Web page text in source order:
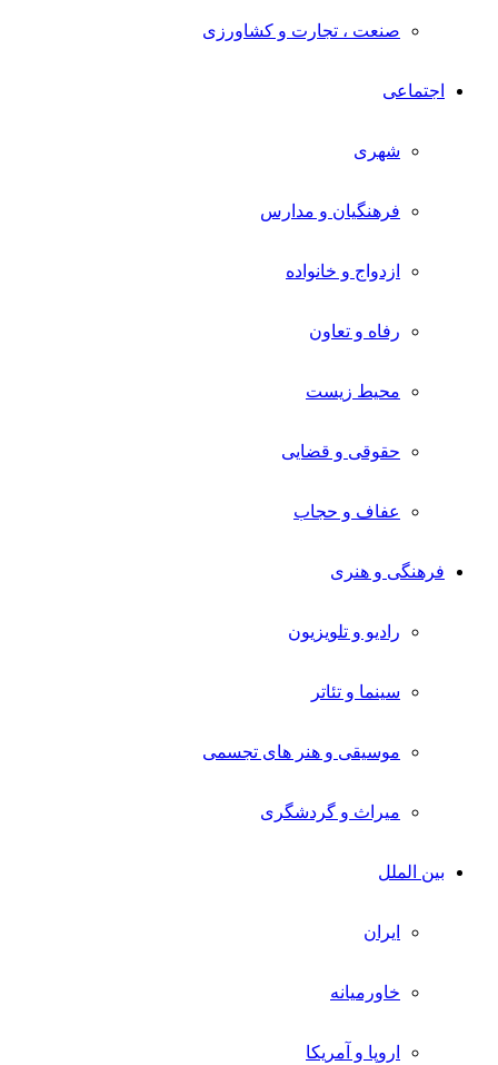
صنعت ، تجارت و کشاورزی
اجتماعی
شهری
فرهنگیان و مدارس
ازدواج و خانواده
رفاه و تعاون
محیط زیست
حقوقی و قضایی
عفاف و حجاب
فرهنگی و هنری
رادیو و تلویزیون
سینما و تئاتر
موسیقی و هنر های تجسمی
میراث و گردشگری
بین الملل
ایران
خاورمیانه
اروپا و آمریکا